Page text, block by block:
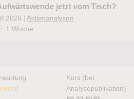
jetzt vom Tisch?
| Aktienanalysen
1 Woche
Kurs (bei
Analysepublikation)